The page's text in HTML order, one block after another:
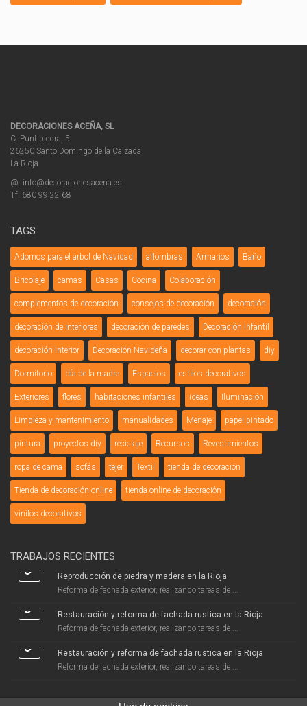
DECORACIONES ACEÑA, SL
C. Puntipiedra, 5
26250 Santo Domingo de la Calzada
La Rioja
@. info@decoracionesacena.es
Tf. 680 99 22 68
TAGS
Adornos para el árbol de Navidad alfombras Armarios Baño
Bricolaje camas Casas Cocina Colaboración
complementos de decoración consejos de decoración decoración
decoración de interiores decoración de paredes Decoración Infantil
decoración interior Decoración Navideña decorar con plantas diy
Dormitorio día de la madre Espacios estilos decorativos
Exteriores flores habitaciones infantiles ideas Iluminación
Limpieza y mantenimiento manualidades Menaje papel pintado
pintura proyectos diy reciclaje Recursos Revestimientos
ropa de cama sofás tejer Textil tienda de decoración
Tienda de decoración online tienda online de decoración
vinilos decorativos
TRABAJOS RECIENTES
Reproducción de piedra y madera en la Rioja
Reforma de fachada exterior, realizando tareas de ...
Restauración y reforma de fachada rustica en la Rioja
Reforma de fachada exterior, realizando tareas de ...
Restauración y reforma de fachada rustica en la Rioja
Reforma de fachada exterior, realizando tareas de ...